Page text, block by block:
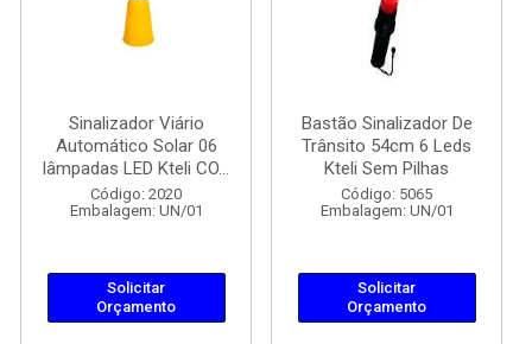
Sinalizador Viário
Automático Solar 06
lâmpadas LED Kteli CO...
Código: 2020
Embalagem: UN/01
Solicitar
Orçamento
Bastão Sinalizador De
Trânsito 54cm 6 Leds
Kteli Sem Pilhas
Código: 5065
Embalagem: UN/01
Solicitar
Orçamento